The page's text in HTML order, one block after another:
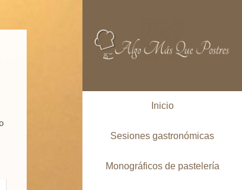
Inicio
Sesiones gastronómicas
Monográficos de pastelería